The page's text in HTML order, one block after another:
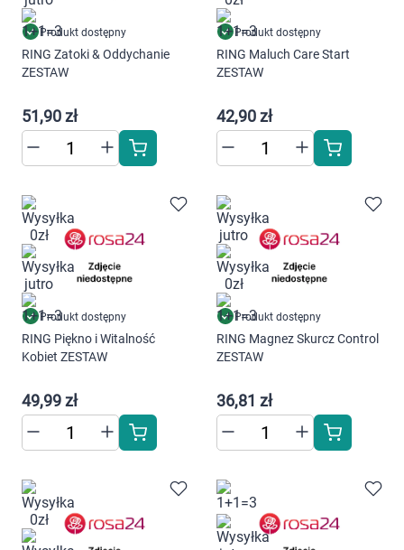
Produkt dostępny
RING Zatoki & Oddychanie
ZESTAW
51,90 zł
Produkt dostępny
RING Maluch Care Start
ZESTAW
42,90 zł
Produkt dostępny
RING Piękno i Witalność
Kobiet ZESTAW
49,99 zł
Produkt dostępny
RING Magnez Skurcz Control
ZESTAW
36,81 zł